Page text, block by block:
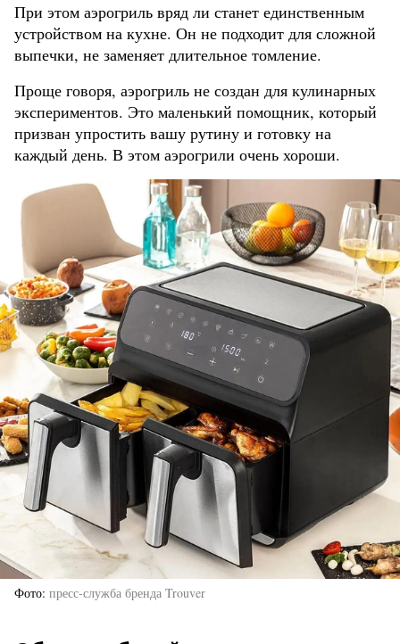
При этом аэрогриль вряд ли станет единственным
устройством на кухне. Он не подходит для сложной
выпечки, не заменяет длительное томление.
Проще говоря, аэрогриль не создан для кулинарных
экспериментов. Это маленький помощник, который
призван упростить вашу рутину и готовку на
каждый день. В этом аэрогрили очень хороши.
Фото пресс-служба бренда Trouver